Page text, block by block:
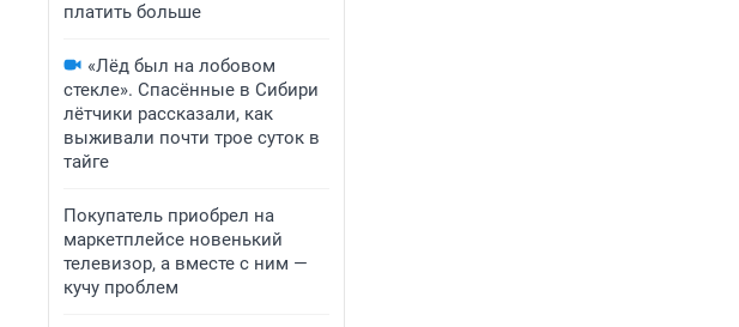
платить больше
«Лёд был на лобовом
стекле». Спасённые в Сибири
лётчики рассказали, как
выживали почти трое суток в
тайге
Покупатель приобрел на
маркетплейсе новенький
телевизор, а вместе с ним —
кучу проблем